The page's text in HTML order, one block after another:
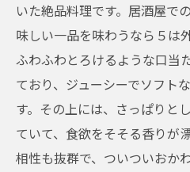
いた絶品料理です。居酒屋で
味しい一品を味わうなら５は
ふわふわとろけるような口当
ており、ジューシーでソフト
す。その上には、さっぱりと
ていて、食欲をそそる香りが
相性も抜群で、ついついおか